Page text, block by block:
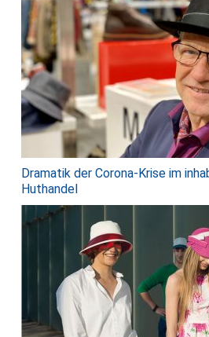
Dramatik der Corona-Krise im
Huthandel